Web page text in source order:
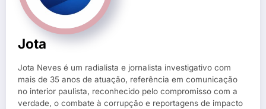
Jota
Jota Neves é um radialista e jornalista investigativo com
mais de 35 anos de atuação, referência em comunicação
no interior paulista, reconhecido pelo compromisso com a
verdade, o combate à corrupção e reportagens de impacto